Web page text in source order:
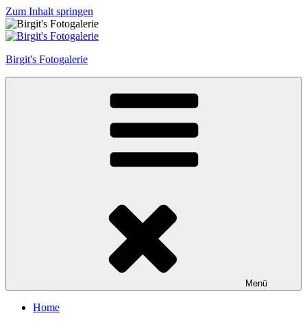
Zum Inhalt springen
Birgit's Fotogalerie
Menü
Home